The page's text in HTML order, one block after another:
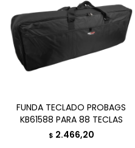
FUNDA TECLADO PROBAGS
KB61588 PARA 88 TECLAS
$ 2.466,20